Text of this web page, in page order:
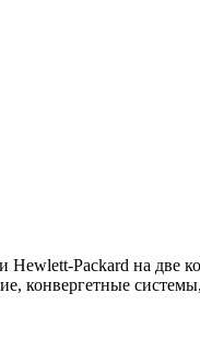
Hewlett-Packard на две
конвергетные